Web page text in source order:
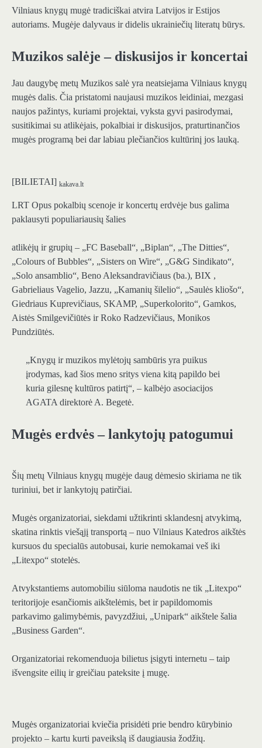
Vilniaus knygų mugė tradiciškai atvira Latvijos ir Estijos
autoriams. Mugėje dalyvaus ir didelis ukrainiečių literatų būrys.
Muzikos salėje – diskusijos ir koncertai
Jau daugybę metų Muzikos salė yra neatsiejama Vilniaus knygų
mugės dalis. Čia pristatomi naujausi muzikos leidiniai, mezgasi
naujos pažintys, kuriami projektai, vyksta gyvi pasirodymai,
susitikimai su atlikėjais, pokalbiai ir diskusijos, praturtinančios
mugės programą bei dar labiau plečiančios kultūrinį jos lauką.
[BILIETAI] kakava.lt
LRT Opus pokalbių scenoje ir koncertų erdvėje bus galima
paklausyti populiariausių šalies
atlikėjų ir grupių – „FC Baseball“, „Biplan“, „The Ditties“,
„Colours of Bubbles“, „Sisters on Wire“, „G&G Sindikato“,
„Solo ansamblio“, Beno Aleksandravičiaus (ba.), BIX ,
Gabrieliaus Vagelio, Jazzu, „Kamanių šilelio“, „Saulės kliošo“,
Giedriaus Kuprevičiaus, SKAMP, „Superkolorito“, Gamkos,
Aistės Smilgevičiūtės ir Roko Radzevičiaus, Monikos
Pundziūtės.
„Knygų ir muzikos mylėtojų sambūris yra puikus
įrodymas, kad šios meno sritys viena kitą papildo bei
kuria gilesnę kultūros patirtį“, – kalbėjo asociacijos
AGATA direktorė A. Begetė.
Mugės erdvės – lankytojų patogumui
Šių metų Vilniaus knygų mugėje daug dėmesio skiriama ne tik
turiniui, bet ir lankytojų patirčiai.
Mugės organizatoriai, siekdami užtikrinti sklandesnį atvykimą,
skatina rinktis viešąjį transportą – nuo Vilniaus Katedros aikštės
kursuos du specialūs autobusai, kurie nemokamai veš iki
„Litexpo“ stotelės.
Atvykstantiems automobiliu siūloma naudotis ne tik „Litexpo“
teritorijoje esančiomis aikštelėmis, bet ir papildomomis
parkavimo galimybėmis, pavyzdžiui, „Unipark“ aikštele šalia
„Business Garden“.
Organizatoriai rekomenduoja bilietus įsigyti internetu – taip
išvengsite eilių ir greičiau pateksite į mugę.
Mugės organizatoriai kviečia prisidėti prie bendro kūrybinio
projekto – kartu kurti paveikslą iš daugiausia žodžių.